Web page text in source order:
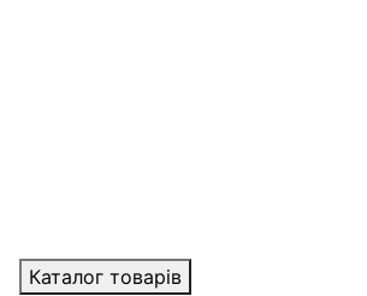
Каталог товарів